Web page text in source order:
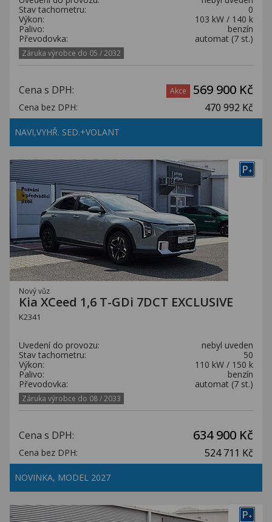
Stav tachometru:
0
Výkon:
103 kW / 140 k
Palivo:
benzín
Převodovka:
automat (7 st.)
Záruka výrobce do 05 / 2032
Cena s DPH: Akce 569 900 Kč
Cena bez DPH: 470 992 Kč
NAVI,VYHŘ. SED.+VOLANT
P+
Nový vůz
Kia XCeed 1,6 T-GDi 7DCT EXCLUSIVE
K2341
Uvedení do provozu:
nebyl uveden
Stav tachometru:
50
Výkon:
110 kW / 150 k
Palivo:
benzín
Převodovka:
automat (7 st.)
Záruka výrobce do 08 / 2033
Cena s DPH: 634 900 Kč
Cena bez DPH: 524 711 Kč
NOVINKA, MODEL 2027
P+